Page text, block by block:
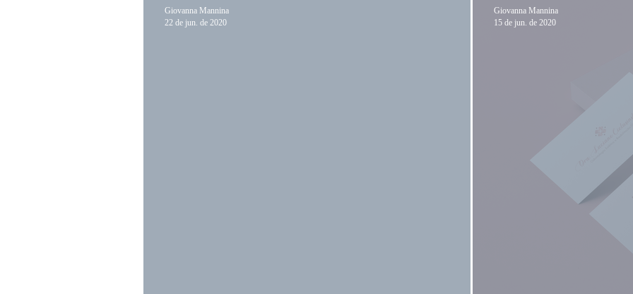
Giovanna Mannina
22 de jun. de 2020
Giovanna Mannina
15 de jun. de 2020